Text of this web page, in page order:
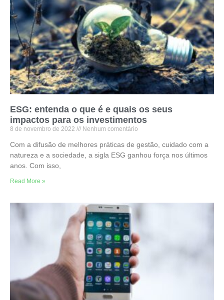
ESG: entenda o que é e quais os seus
impactos para os investimentos
8 de novembro de 2022 Nenhum comentário
Com a difusão de melhores práticas de gestão, cuidado com a
natureza e a sociedade, a sigla ESG ganhou força nos últimos
anos. Com isso,
Read More »